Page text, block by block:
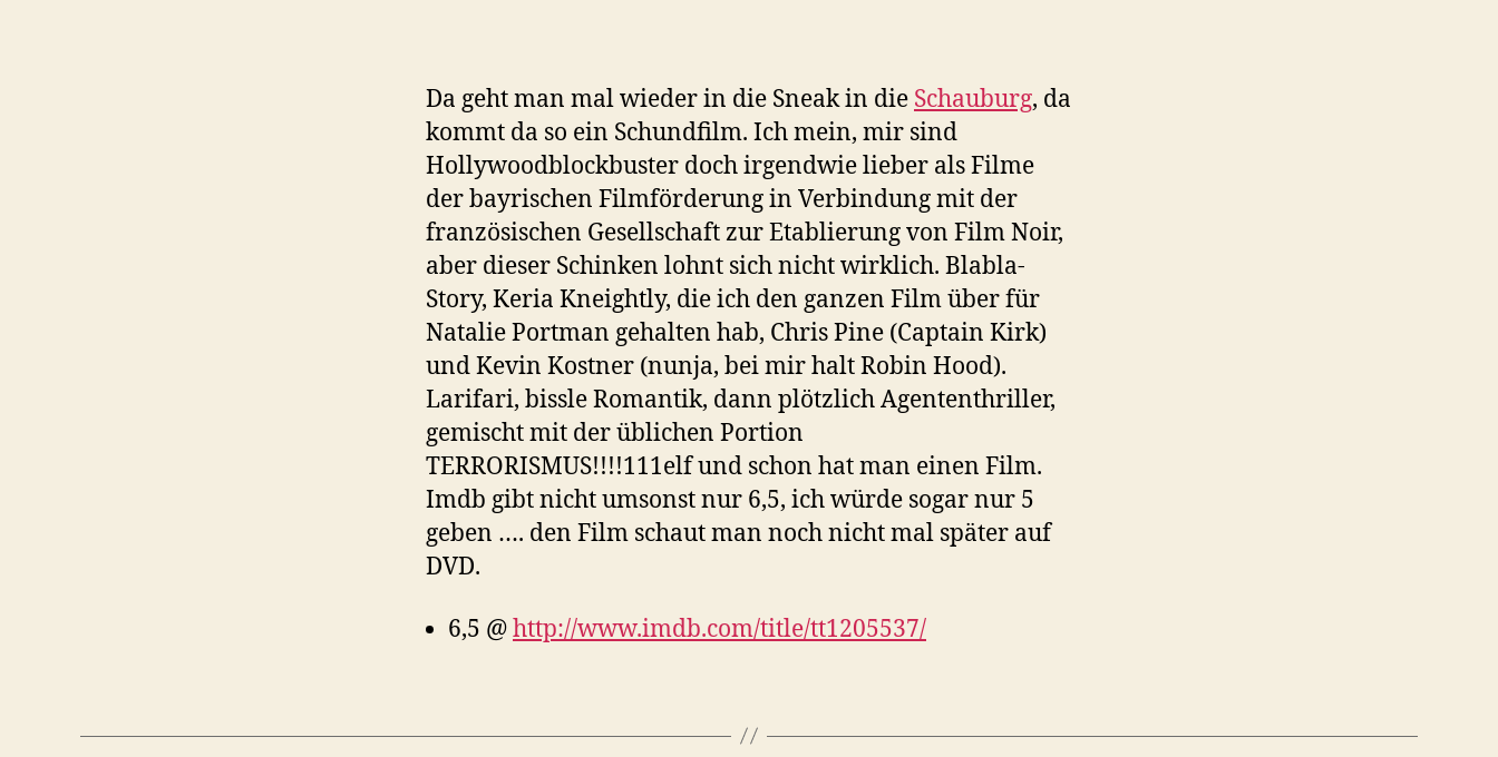
Da geht man mal wieder in die Sneak in die Schauburg, da
kommt da so ein Schundfilm. Ich mein, mir sind
Hollywoodblockbuster doch irgendwie lieber als Filme
der bayrischen Filmförderung in Verbindung mit der
französischen Gesellschaft zur Etablierung von Film Noir,
aber dieser Schinken lohnt sich nicht wirklich. Blabla-
Story, Keria Kneightly, die ich den ganzen Film über für
Natalie Portman gehalten hab, Chris Pine (Captain Kirk)
und Kevin Kostner (nunja, bei mir halt Robin Hood).
Larifari, bissle Romantik, dann plötzlich Agententhriller,
gemischt mit der üblichen Portion
TERRORISMUS!!!!111elf und schon hat man einen Film.
Imdb gibt nicht umsonst nur 6,5, ich würde sogar nur 5
geben …. den Film schaut man noch nicht mal später auf
DVD.
6,5 @http://www.imdb.com/title/tt1205537/